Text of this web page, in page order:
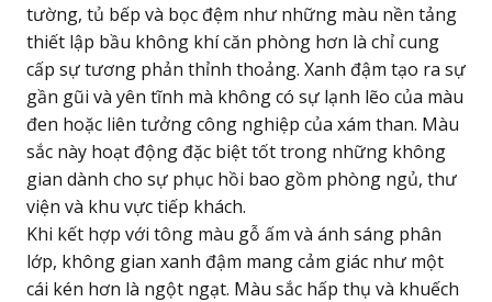
tường, tủ bếp và bọc đệm như những màu nền tảng
thiết lập bầu không khí căn phòng hơn là chỉ cung
cấp sự tương phản thỉnh thoảng. Xanh đậm tạo ra sự
gần gũi và yên tĩnh mà không có sự lạnh lẽo của màu
đen hoặc liên tưởng công nghiệp của xám than. Màu
sắc này hoạt động đặc biệt tốt trong những không
gian dành cho sự phục hồi bao gồm phòng ngủ, thư
viện và khu vực tiếp khách.
Khi kết hợp với tông màu gỗ ấm và ánh sáng phân
lớp, không gian xanh đậm mang cảm giác như một
cái kén hơn là ngột ngạt. Màu sắc hấp thụ và khuếch